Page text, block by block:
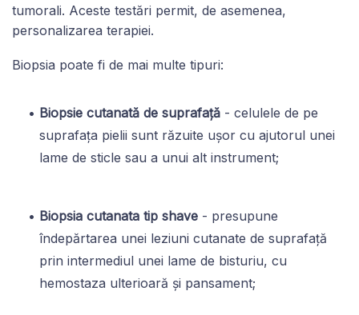
tumorali. Aceste testări permit, de asemenea,
personalizarea terapiei.
Biopsia poate fi de mai multe tipuri:
Biopsie cutanată de suprafață - celulele de pe
suprafața pielii sunt răzuite ușor cu ajutorul unei
lame de sticle sau a unui alt instrument;
Biopsia cutanata tip shave - presupune
îndepărtarea unei leziuni cutanate de suprafață
prin intermediul unei lame de bisturiu, cu
hemostaza ulterioară și pansament;